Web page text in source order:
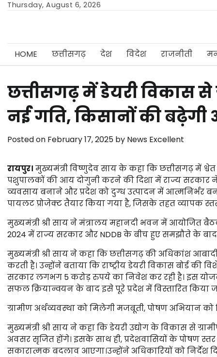
SkipThursday, August 6, 2026
HOME छत्तीसगढ़ देश विदेश राजनीती
छत्तीसगढ़ में डेयरी विकास से
नई गति, किसानों की बढ़ेगी
Posted on February 17, 2025 by News Excellent
रायपुर। मुख्यमंत्री विष्णुदेव साय के कहा कि छत्तीसगढ़ में
पशुपालकों की आय दोगुनी करने की दिशा में राज्य सरकार ने
व्यवसाय बनाने और प्रदेश को दुग्ध उत्पादन में आत्मनिर्भर
पायलट प्रोजेक्ट तैयार किया गया है, जिसके तहत व्यापक
मुख्यमंत्री श्री साय ने मंत्रालय महानदी भवन में आयोजित
2024 में राज्य सरकार और NDDB के बीच हुए समझौते के बाद
मुख्यमंत्री श्री साय ने कहा कि छत्तीसगढ़ की अधिकांश
करती है। उन्होंने बताया कि राष्ट्रीय डेयरी विकास बोर्ड की
सरकार लगभग 5 करोड़ रुपये का निवेश कर रही है। इस
सफल क्रियान्वयन के बाद इसे पूरे प्रदेश में विस्तारित किया
ग्रामीण अर्थव्यवस्था को मिलेगी मजबूती, पोषण अभियान
मुख्यमंत्री श्री साय ने कहा कि डेयरी उद्योग के विकास से
अवसर सृजित होंगे। इसके साथ ही, प्रदेशवासियों के पोषण
सकारात्मक बदलाव आएगा।उन्होंने अधिकारियों को निर्देश